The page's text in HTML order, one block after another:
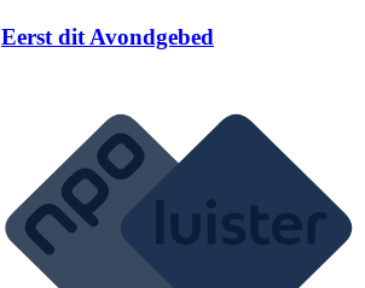
Eerst dit Avondgebed